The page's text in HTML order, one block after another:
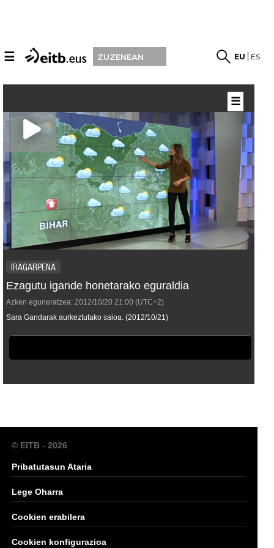
☰ ZUZENEAN EU ES
IRAGARPENA
Ezagutu igande honetarako eguraldia
Azken eguneratzea: 2012/10/20 21:00 (UTC+2)
Sara Gandarak aurkeztutako saioa. (2012/10/21)
☰
© EITB - 2026
Pribatutasun Ataria
Lege Oharra
Cookien erabilera
Cookien konfigurazioa